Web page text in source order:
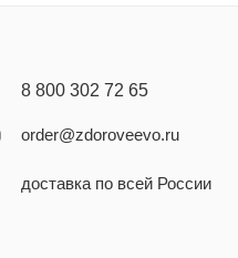
8 800 302 72 65
order@zdoroveevo.ru
доставка по всей России